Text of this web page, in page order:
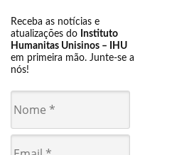
Receba as notícias e
atualizações do Instituto
Humanitas Unisinos – IHU
em primeira mão. Junte-se a
nós!